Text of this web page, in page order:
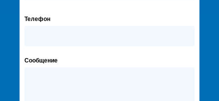
Телефон
Сообщение